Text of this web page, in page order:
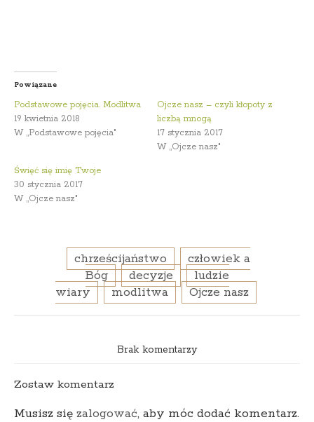
Powiązane
Podstawowe pojęcia. Modlitwa
19 kwietnia 2018
W „Podstawowe pojęcia"
Ojcze nasz – czyli kłopoty z
liczbą mnogą
17 stycznia 2017
W „Ojcze nasz"
Święć się imię Twoje
30 stycznia 2017
W „Ojcze nasz"
chrześcijaństwo
człowiek a
Bóg
decyzje
ludzie
wiary
modlitwa Ojcze nasz
Brak komentarzy
Zostaw komentarz
Musisz się zalogować, aby móc dodać komentarz.